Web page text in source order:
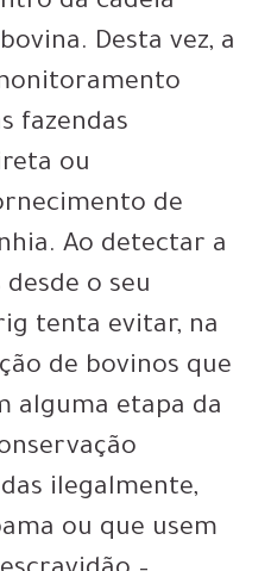
Desta vez, a
fazendas
ou
de
Ao detectar a
o seu
tenta evitar, na
de bovinos que
alguma etapa da
ilegalmente,
ou que usem